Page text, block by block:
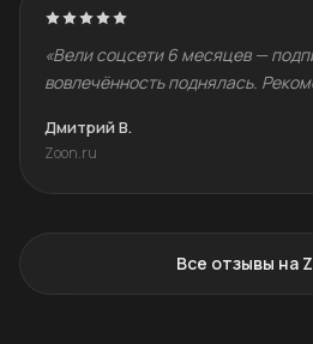
«Вели соцсети 6 месяцев —
вовлечённость поднялась.
Дмитрий В.
Zoon.ru
Все отзывы на